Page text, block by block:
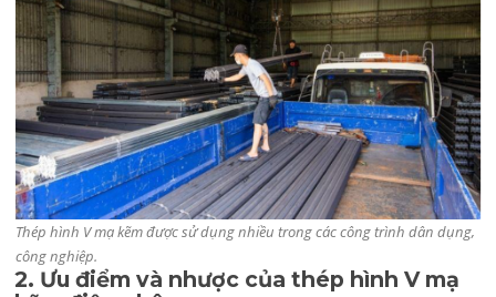
Thép hình V mạ kẽm được sử dụng nhiều trong các công trình dân dụng,
công nghiệp.
2. Ưu điểm và nhược của thép hình V mạ